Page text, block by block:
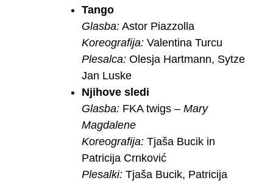
Tango
Glasba: Astor Piazzolla
Koreografija: Valentina Turcu
Plesalca: Olesja Hartmann, Sytze
Jan Luske
Njihove sledi
Glasba: FKA twigs – Mary
Magdalene
Koreografija: Tjaša Bucik in
Patricija Crnković
Plesalki: Tjaša Bucik, Patricija